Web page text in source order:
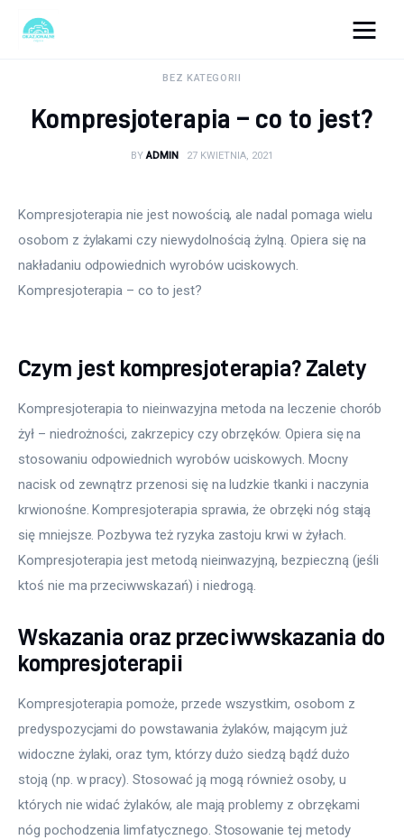
Turystyka
Dom i ogród
Uroda
Zdrowie
BEZ KATEGORII
Kompresjoterapia – co to jest?
BY ADMIN 27 KWIETNIA, 2021
Kompresjoterapia nie jest nowością, ale nadal pomaga wielu
osobom z żylakami czy niewydolnością żylną. Opiera się na
nakładaniu odpowiednich wyrobów uciskowych.
Kompresjoterapia – co to jest?
Czym jest kompresjoterapia? Zalety
Kompresjoterapia to nieinwazyjna metoda na leczenie chorób
żył – niedrożności, zakrzepicy czy obrzęków. Opiera się na
stosowaniu odpowiednich wyrobów uciskowych. Mocny
nacisk od zewnątrz przenosi się na ludzkie tkanki i naczynia
krwionośne. Kompresjoterapia sprawia, że obrzęki nóg stają
się mniejsze. Pozbywa też ryzyka zastoju krwi w żyłach.
Kompresjoterapia jest metodą nieinwazyjną, bezpieczną (jeśli
ktoś nie ma przeciwwskazań) i niedrogą.
Wskazania oraz przeciwwskazania do
kompresjoterapii
Kompresjoterapia pomoże, przede wszystkim, osobom z
predyspozycjami do powstawania żylaków, mającym już
widoczne żylaki, oraz tym, którzy dużo siedzą bądź dużo
stoją (np. w pracy). Stosować ją mogą również osoby, u
których nie widać żylaków, ale mają problemy z obrzękami
nóg pochodzenia limfatycznego. Stosowanie tej metody